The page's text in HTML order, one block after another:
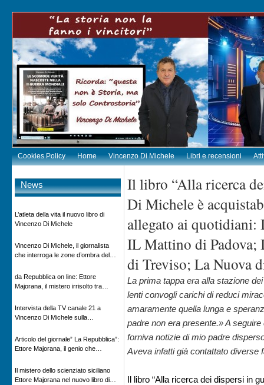
Cookies Policy Home Vincenzo Di Michele Libri e recensioni
News
L’atleta della vita il nuovo libro di
Vincenzo Di Michele
Vincenzo Di Michele, il giornalista
che interroga le zone d’ombra del
da Repubblica on line: Ettore
Majorana, il mistero irrisolto tra
Intervista della TV canale 21 a
Vincenzo Di Michele sulla
Articolo del giornale” La Repubblica”:
Ettore Majorana, il genio che
Il mistero dello scienziato siciliano
Ettore Majorana nel nuovo libro di
Il libro “Alla ricerca
Di Michele è
allegato ai quotidiani:
IL Mattino di
di Treviso; La Nuova
La prima tappa era alla stazione
lenti convogli carichi di reduci
amaramente quella lunga e
padre non era presente.» A
forniva notizie di mio padre
Aveva infatti già contattato diverse
Il libro “Alla ricerca dei dispersi in